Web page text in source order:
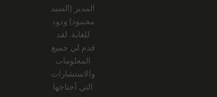
المدير (السيد
محمود) ودود
للغاية. لقد
قدم لي جميع
المعلومات
والاستشارات
التي أحتاجها